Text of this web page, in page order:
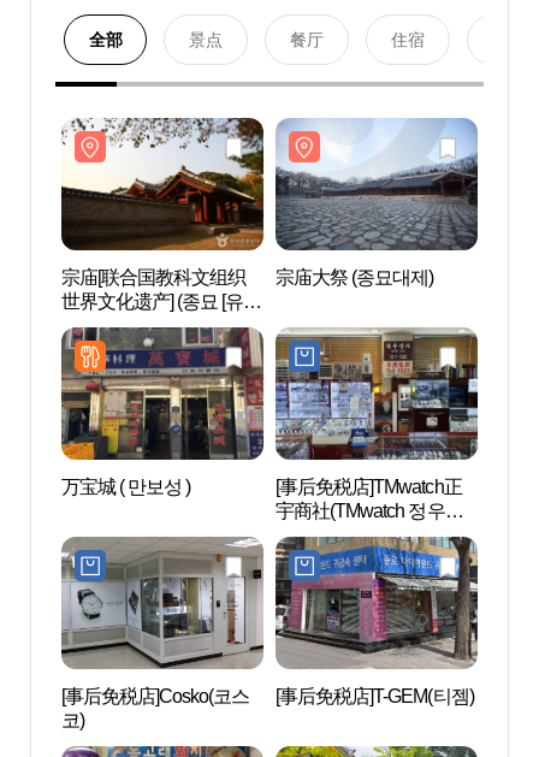
全部 景点 餐厅 住宿
宗庙[联合国教科文组织
世界文化遗产] (종묘 [유네
스코 세계문화유산])
宗庙大祭 (종묘대제)
万宝城 ( 만보성 )
[事后免税店]TMwatch正
宇商社(TMwatch 정우상
사)
[事后免税店]Cosko(코스
코)
[事后免税店]T-GEM(티젬)